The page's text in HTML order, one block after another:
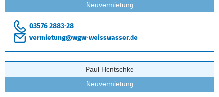
Neuvermietung
03576 2883-28
vermietung@wgw-weisswasser.de
Paul Hentschke
Neuvermietung